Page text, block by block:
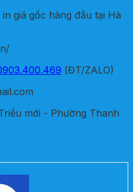
in giá gốc hàng đầu tại Hà
(ĐT/ZALO)
mới - Phường Thanh